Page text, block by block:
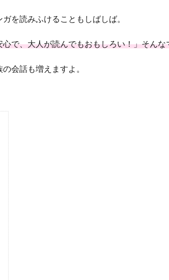
を読みふけることもしばしば。
で、大人が読んでもおもしろい！」そん
の会話も増えますよ。